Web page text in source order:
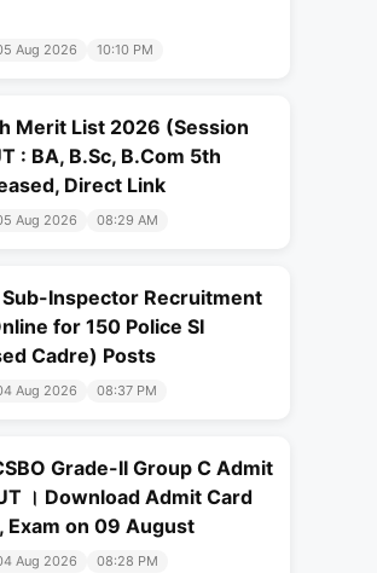
Aug 2026 10:10 PM
Merit List 2026 (Session
: BA, B.Sc, B.Com 5th
Direct Link
Aug 2026 08:29 AM
Sub-Inspector Recruitment
for 150 Police SI
Cadre) Posts
Aug 2026 08:37 PM
Grade-II Group C Admit
। Download Admit Card
Exam on 09 August
Aug 2026 08:28 PM